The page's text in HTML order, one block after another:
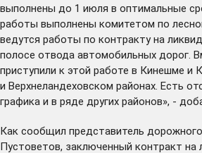
выполнены до 1 июля в оптимальные
работы выполнены комитетом по
ведутся работы по контракту на
полосе отвода автомобильных дорог.
приступили к этой работе в Кинешме и
и Верхнеландеховском районах. Есть
графика и в ряде других районов», -
Как сообщил представитель
Пустоветов, заключенный контракт на